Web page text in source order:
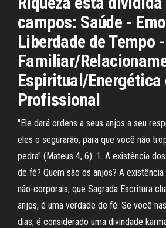
campos: Saúde -
Liberdade de Tempo -
Familiar/
Espiritual/
Profissional
"Ele dará ordens a seus anjos a seu
eles o segurarão, para que você não
pedra" (Mateus 4, 6). 1. A existência
de fé? Quem são os anjos? A
não-corporais, que Sagrada Escritura
anjos, é uma verdade de fé. Se você
dias, é considerado uma divindade